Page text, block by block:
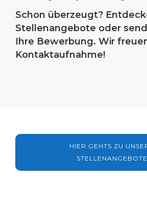
Schon überzeugt?
Stellenangebote oder
Ihre Bewerbung. Wir
Kontaktaufnahme!
HIER GEHTS ZU